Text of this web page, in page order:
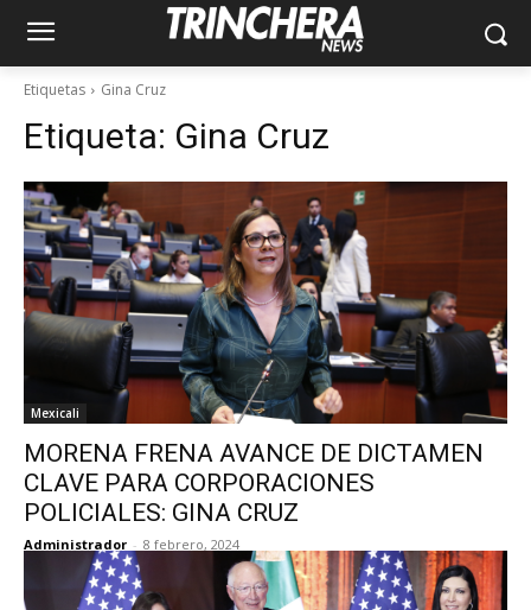
Etiquetas Gina Cruz
Etiqueta: Gina Cruz
Mexicali
MORENA FRENA AVANCE DE DICTAMEN
CLAVE PARA CORPORACIONES
POLICIALES: GINA CRUZ
Administrador - 8 febrero, 2024